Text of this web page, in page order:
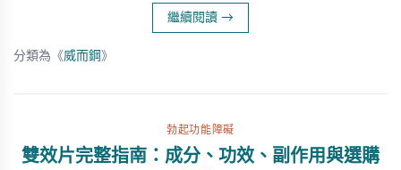
繼續閱讀 →
分類為《威而鋼 》
勃起功能障礙
雙效片完整指南：成分、功效、副作用與選購